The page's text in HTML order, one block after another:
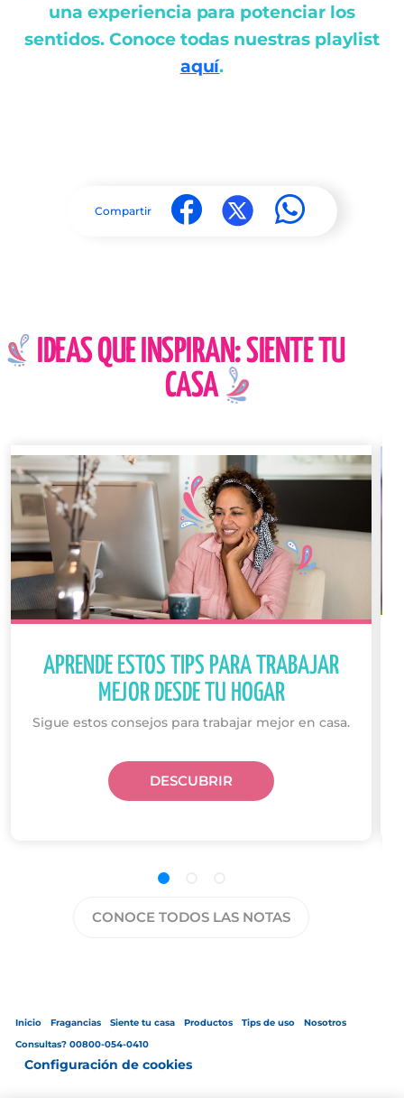
una experiencia para potenciar los
sentidos. Conoce todas nuestras playlist
aquí.
Compartir
IDEAS QUE INSPIRAN: SIENTE TU
CASA
APRENDE ESTOS TIPS PARA TRABAJAR
MEJOR DESDE TU HOGAR
Sigue estos consejos para trabajar mejor en casa.
DESCUBRIR
CONOCE TODOS LAS NOTAS
Inicio Fragancias Siente tu casa Productos Tips de uso
Nosotros
Consultas? 00800-054-0410
Configuración de cookies